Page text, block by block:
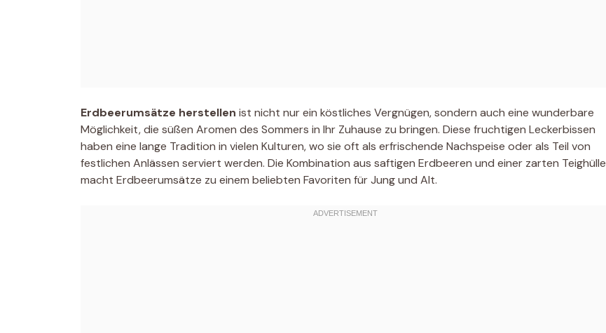
Erdbeerumsätze herstellen ist nicht nur ein köstliches Vergnügen, sondern auch eine wunderbare
Möglichkeit, die süßen Aromen des Sommers in Ihr Zuhause zu bringen. Diese fruchtigen Leckerbissen
haben eine lange Tradition in vielen Kulturen, wo sie oft als erfrischende Nachspeise oder als Teil von
festlichen Anlässen serviert werden. Die Kombination aus saftigen Erdbeeren und einer zarten Teighülle
macht Erdbeerumsätze zu einem beliebten Favoriten für Jung und Alt.